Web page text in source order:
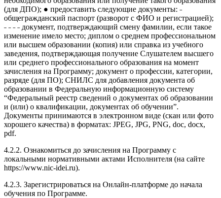
(для ДПО); ● предоставить следующие документы: ˗
общегражданский паспорт (разворот с ФИО и регистрацией);
˗ ˗ ˗ ˗ документ, подтверждающий смену фамилии, если такое
изменение имело место; диплом о среднем профессиональном
или высшем образовании (копия) или справка из учебного
заведения, подтверждающая получение Слушателем высшего
или среднего профессионального образования на момент
зачисления на Программу; документ о профессии, категории,
разряде (для ПО); СНИЛС для добавления документа об
образовании в Федеральную информационную систему
“Федеральный реестр сведений о документах об образовании
и (или) о квалификации, документах об обучении”.
Документы принимаются в электронном виде (скан или фото
хорошего качества) в форматах: JPEG, JPG, PNG, doc, docx,
pdf.
4.2.2. Ознакомиться до зачисления на Программу с
локальными нормативными актами Исполнителя (на сайте
https://www.nic-idei.ru).
4.2.3. Зарегистрироваться на Онлайн-платформе до начала
обучения по Программе.